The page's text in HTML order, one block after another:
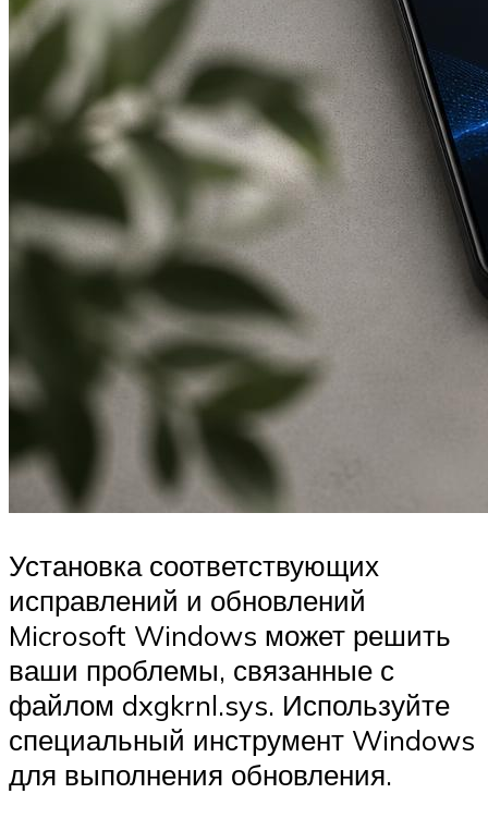
Установка соответствующих
исправлений и обновлений
Microsoft Windows может решить
ваши проблемы, связанные с
файлом dxgkrnl.sys. Используйте
специальный инструмент Windows
для выполнения обновления.